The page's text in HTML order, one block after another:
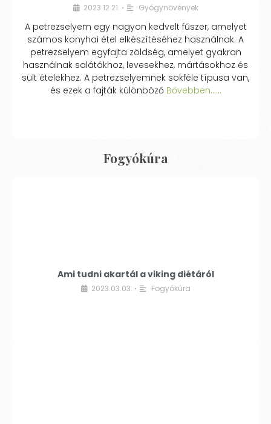
2023.12.21. • Gyógynövények
A petrezselyem egy nagyon kedvelt fűszer, amelyet
számos konyhai étel elkészítéséhez használnak. A
petrezselyem egyfajta zöldség, amelyet gyakran
használnak salátákhoz, levesekhez, mártásokhoz és
sült ételekhez. A petrezselyemnek sokféle típusa van,
és ezek a fajták különbözőBővebben...…
Fogyókúra
Ami tudni akartál a viking diétáról
2023.03.03. • Fogyókúra